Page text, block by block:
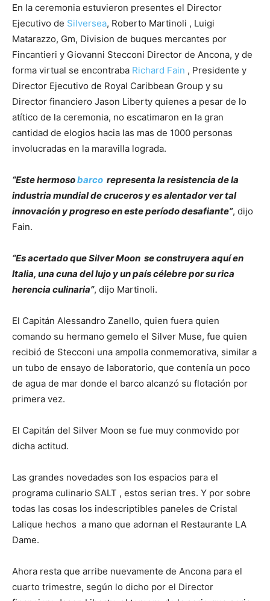
En la ceremonia estuvieron presentes el Director
Ejecutivo de Silversea, Roberto Martinoli , Luigi
Matarazzo, Gm, Division de buques mercantes por
Fincantieri y Giovanni Stecconi Director de Ancona, y de
forma virtual se encontraba Richard Fain , Presidente y
Director Ejecutivo de Royal Caribbean Group y su
Director financiero Jason Liberty quienes a pesar de lo
atítico de la ceremonia, no escatimaron en la gran
cantidad de elogios hacia las mas de 1000 personas
involucradas en la maravilla lograda.
“Este hermosobarco representa la resistencia de la
industria mundial de cruceros y es alentador ver tal
innovación y progreso en este período desafiante”, dijo
Fain.
“Es acertado que Silver Moon se construyera aquí en
Italia, una cuna del lujo y un país célebre por su rica
herencia culinaria”, dijo Martinoli.
El Capitán Alessandro Zanello, quien fuera quien
comando su hermano gemelo el Silver Muse, fue quien
recibió de Stecconi una ampolla conmemorativa, similar a
un tubo de ensayo de laboratorio, que contenía un poco
de agua de mar donde el barco alcanzó su flotación por
primera vez.
El Capitán del Silver Moon se fue muy conmovido por
dicha actitud.
Las grandes novedades son los espacios para el
programa culinario SALT , estos serian tres. Y por sobre
todas las cosas los indescriptibles paneles de Cristal
Lalique hechos a mano que adornan el Restaurante LA
Dame.
Ahora resta que arribe nuevamente de Ancona para el
cuarto trimestre, según lo dicho por el Director